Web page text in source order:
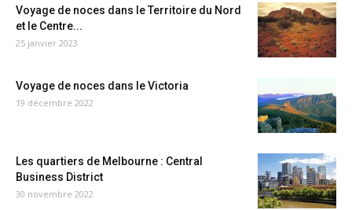
Voyage de noces dans le Territoire du Nord
et le Centre...
25 janvier 2023
Voyage de noces dans le Victoria
19 décembre 2022
Les quartiers de Melbourne : Central
Business District
30 novembre 2022